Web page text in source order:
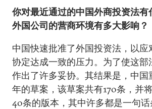
你对最近通过的中国外商投资法有
外国公司的营商环境有多大影响？
中国快速批准了外国投资法，以应
协定达成一致的压力。为了使这部
作出了许多妥协。其结果是，中国
年的草案，该草案共有170条，并
40条的版本，其中许多都是一句